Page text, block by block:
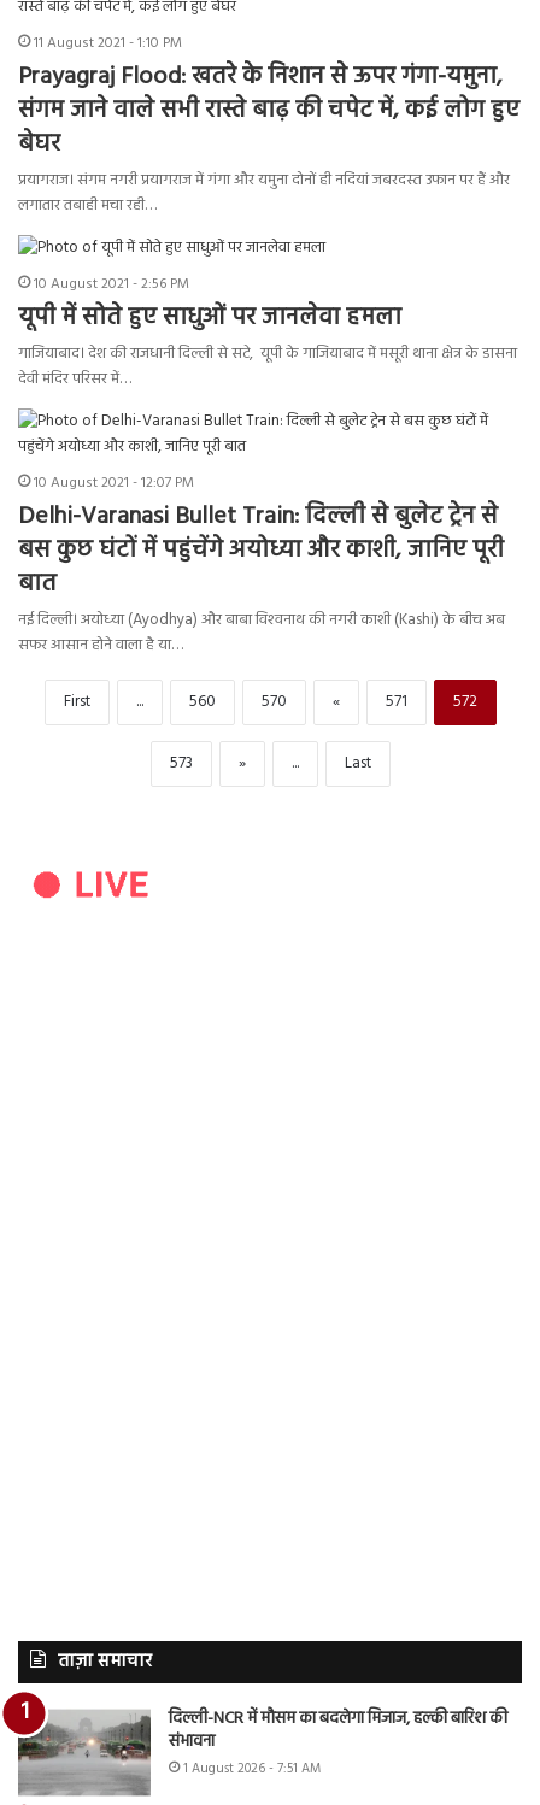
11 August 2021 - 1:10 PM
Prayagraj Flood: खतरे के निशान से ऊपर गंगा-यमुना,
संगम जाने वाले सभी रास्ते बाढ़ की चपेट में, कई लोग हुए
बेघर
प्रयागराज। संगम नगरी प्रयागराज में गंगा और यमुना दोनों ही नदियां जबरदस्त उफान पर हैं और
लगातार तबाही मचा रही…
10 August 2021 - 2:56 PM
यूपी में सोते हुए साधुओं पर जानलेवा हमला
गाजियाबाद। देश की राजधानी दिल्ली से सटे, यूपी के गाजियाबाद में मसूरी थाना क्षेत्र के डासना
देवी मंदिर परिसर में…
10 August 2021 - 12:07 PM
Delhi-Varanasi Bullet Train: दिल्‍ली से बुलेट ट्रेन से
बस कुछ घंटों में पहुंचेंगे अयोध्या और काशी, जानिए पूरी
बात
नई दिल्ली। अयोध्‍या (Ayodhya) और बाबा विश्‍वनाथ की नगरी काशी (Kashi) के बीच अब
सफर आसान होने वाला है या…
First ... 560 570 « 571 572
573 » ... Last
ताज़ा समाचार
दिल्ली-NCR में मौसम का बदलेगा मिजाज, हल्की बारिश की
संभावना
1 August 2026 - 7:51 AM